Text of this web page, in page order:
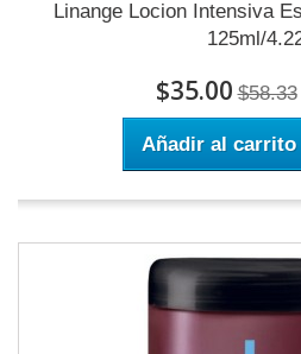
Linange Locion Intensiva
125ml/
$35.00 $58.33
Añadir al carrito